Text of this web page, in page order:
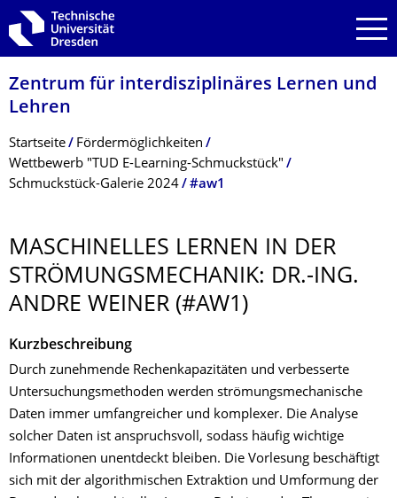
Zur Hauptnavigation springen
Zur Suche springen
Zum Inhalt springen
Zentrum für interdisziplinäres Lernen und
Lehren
Breadcrumb-Menü
Startseite
Fördermöglichkeiten
Wettbewerb "TUD E-Learning-Schmuckstück"
Schmuckstück-Galerie 2024
#aw1
MASCHINELLES LERNEN IN DER
STRÖMUNGSMECHA­NIK: DR.-ING.
ANDRE WEINER (#AW1)
Kurzbeschreibung
Durch zunehmende Rechenkapazitäten und verbesserte
Untersuchungsmethoden werden strömungsmechanische
Daten immer umfangreicher und komplexer. Die Analyse
solcher Daten ist anspruchsvoll, sodass häufig wichtige
Informationen unentdeckt bleiben. Die Vorlesung beschäftigt
sich mit der algorithmischen Extraktion und Umformung der